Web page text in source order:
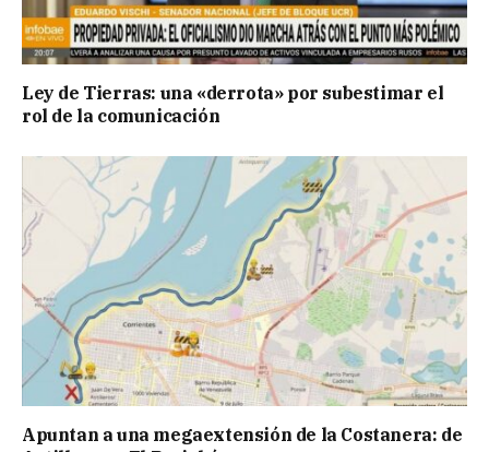
Ley de Tierras: una «derrota» por subestimar el
rol de la comunicación
Apuntan a una megaextensión de la Costanera: de